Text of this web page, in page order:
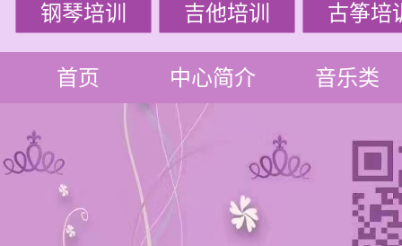
钢琴培训 吉他培训 古筝培
首页 中心简介 音乐类